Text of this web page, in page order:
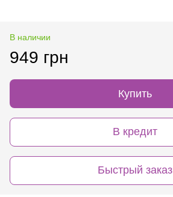
В наличии
949 грн
Купить
В кредит
Быстрый заказ